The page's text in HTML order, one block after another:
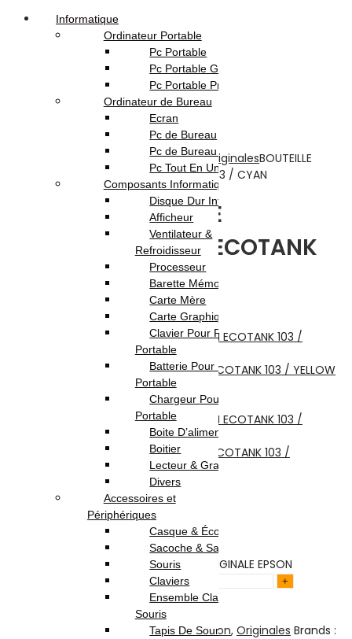
ConsommableOriginalesBOUTEILLE
D’ENCRE ORIGINALE EPSON ECOTANK 103 / CYAN
BOUTEILLE D’ENCRE
ORIGINALE EPSON ECOTANK
103 / CYAN
Previous product
BOUTEILLE D'ENCRE ORIGINALE EPSON ECOTANK 103 / YELLOW
BOUTEILLE D'ENCRE ORIGINALE EPSON ECOTANK 103 /
36.000
DT
quantité de BOUTEILLE D'ENCRE ORIGINALE EPSON
ECOTANK 103 / CYAN
Consommable,Impression, Originales Brands :
Informatique
Ordinateur Portable
Pc Portable
Pc Portable Gamer
Pc Portable Pro
Ordinateur de Bureau
Ecran
Pc de Bureau
Pc de Bureau Gamer
Pc Tout En Un
Composants Informatique
Disque Dur Interne
Afficheur
Ventilateur &
Refroidisseur
Processeur
Barette Mémoire
Carte Mère
Carte Graphique
Clavier Pour Pc
Portable
Batterie Pour Pc
Portable
Chargeur Pour Pc
Portable
Boite D’alimentation
Boitier
Lecteur & Graveur
Divers
Accessoires et
Périphériques
Casque & Écouteur
Sacoche & Sac A Dos
Souris
Claviers
Ensemble Clavier et
Souris
Tapis De Souris